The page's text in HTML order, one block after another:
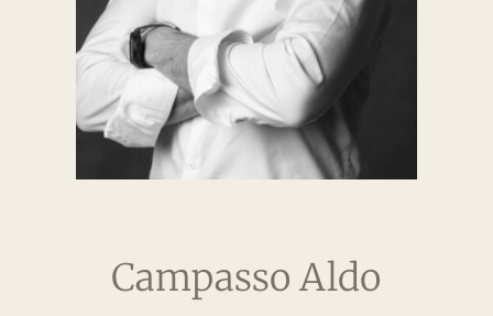
Campasso Aldo